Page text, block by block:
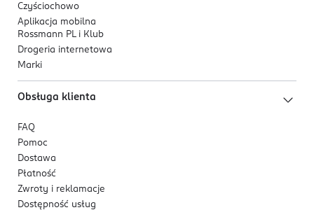
Czyściochowo
Aplikacja mobilna
Rossmann PL i Klub
Drogeria internetowa
Marki
Obsługa klienta
FAQ
Pomoc
Dostawa
Płatność
Zwroty i reklamacje
Dostępność usług